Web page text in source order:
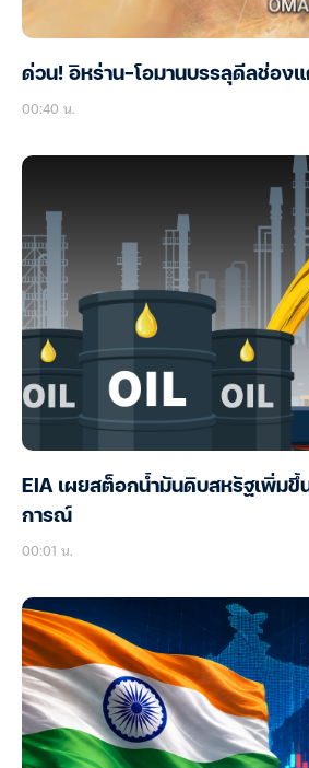
ด่วน! อิหร่าน-โอมานบรรลุดีลช่อง
00:40 น.
EIA เผยสต็อกน้ำมันดิบสหรัฐเพิ่มขึ้
การณ์
00:01 น.